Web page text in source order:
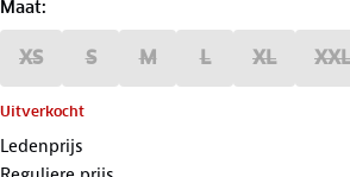
Maat:
XS S M L XL XXL
Uitverkocht
Ledenprijs